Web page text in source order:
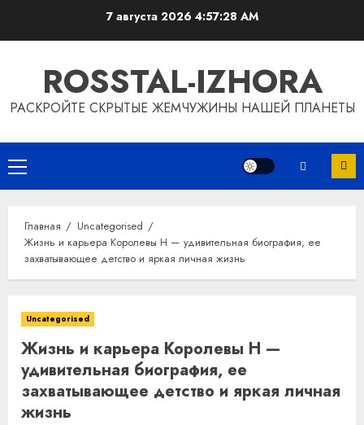
7 августа 2026 4:57:29 AM
ROSSTAL-IZHORA
РАСКРОЙТЕ СКРЫТЫЕ ЖЕМЧУЖИНЫ НАШЕЙ ПЛАНЕТЫ
Основное
меню
Главная
Uncategorised
Жизнь и карьера Королевы Н — удивительная биография, ее
захватывающее детство и яркая личная жизнь
Uncategorised
Жизнь и карьера Королевы Н —
удивительная биография, ее
захватывающее детство и яркая личная
жизнь